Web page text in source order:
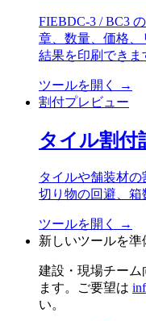
FIEBDC-3 / BC3
章、数量、価格
結果を印刷できま
ツールを開く
→
割付プレビュー
タイル割付
タイルや舗装材
切り物の回避、箱
ツールを開く
→
新しいツールを準
建設・現場チー
ます。ご要望は
い。